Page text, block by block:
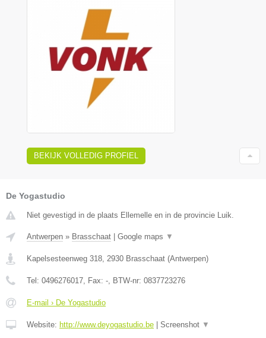
BEKIJK VOLLEDIG PROFIEL
De Yogastudio
Niet gevestigd in de plaats Ellemelle en in de provincie Luik.
Antwerpen » Brasschaat | Google maps ▼
Kapelsesteenweg 318 2930 Brasschaat (Antwerpen)
Tel: 0496276017 , Fax: - , BTW-nr: 0837723276
E-mail › De Yogastudio
Website: http://www.deyogastudio.be | Screenshot ▼